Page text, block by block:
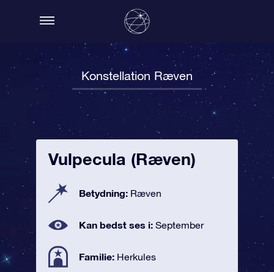
Konstellation Ræven
Vulpecula (Ræven)
Betydning: Ræven
Kan bedst ses i: September
Familie: Herkules